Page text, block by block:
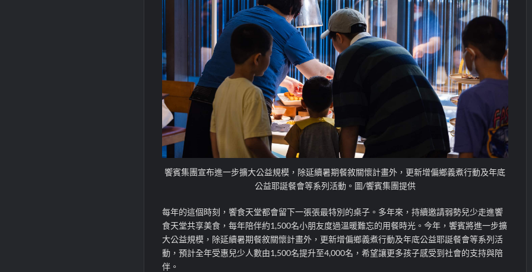
饗賓集團宣布進一步擴大公益規模，除延續暑期餐敘關懷計畫外，更新增偏鄉義煮行動及年底
公益耶誕餐會等系列活動。圖/饗賓集團提供
每年的這個時刻，饗食天堂都會留下一張張最特別的桌子。多年來，持續邀請弱勢兒少走進饗
食天堂共享美食，每年陪伴約1,500名小朋友度過溫暖難忘的用餐時光。今年，饗賓將進一步擴
大公益規模，除延續暑期餐敘關懷計畫外，更新增偏鄉義煮行動及年底公益耶誕餐會等系列活
動，預計全年受惠兒少人數由1,500名提升至4,000名，希望讓更多孩子感受到社會的支持與陪
伴。